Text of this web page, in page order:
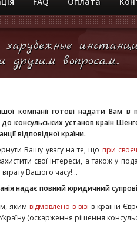
вопросам...
компанії готові надати Вам
до консульських установ країн
відповідної країни.
Вашу увагу на те, що при
свої інтереси, а також у
втрату Вашого часу!...
надає повний юридичний
яким відмовлено в візі в країни
(оскарження рішення